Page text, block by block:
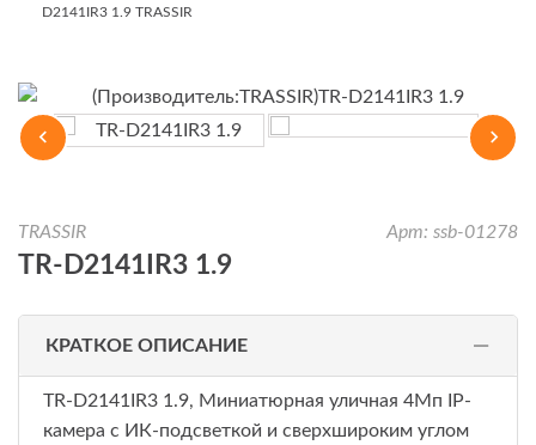
D2141IR3 1.9 TRASSIR
TRASSIR Арт: ssb-01278
TR-D2141IR3 1.9
КРАТКОЕ ОПИСАНИЕ
TR-D2141IR3 1.9, Миниатюрная уличная 4Мп IP-
камера с ИК-подсветкой и сверхшироким углом